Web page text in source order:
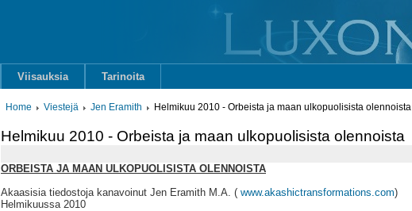
Viisauksia Tarinoita
Home Viestejä Jen Eramith Helmikuu 2010 - Orbeista ja maan ulkopuolisista olennoista
Helmikuu 2010 - Orbeista ja maan ulkopuolisista olennoista
ORBEISTA JA MAAN ULKOPUOLISISTA OLENNOISTA
Akaasisia tiedostoja kanavoinut Jen Eramith M.A. ( www.akashictransformations.com)
Helmikuussa 2010